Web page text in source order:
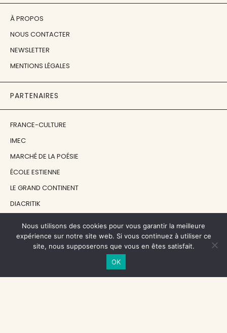
À PROPOS
NOUS CONTACTER
NEWSLETTER
MENTIONS LÉGALES
PARTENAIRES
FRANCE-CULTURE
IMEC
MARCHÉ DE LA POÉSIE
ÉCOLE ESTIENNE
LE GRAND CONTINENT
DIACRITIK
NOS SOUTIENS
CENTRE NATIONAL DU LIVRE
Nous utilisons des cookies pour vous garantir la meilleure
expérience sur notre site web. Si vous continuez à utiliser ce
site, nous supposerons que vous en êtes satisfait.
OK